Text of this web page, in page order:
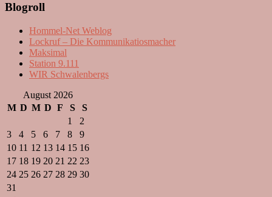
Blogroll
Hommel-Net Weblog
Lockruf – Die Kommunikatiosmacher
Maksimal
Station 9.111
WIR Schwalenbergs
August 2026
M D M D F S
S
1
2
3
4 5 6 7 8
9
10 11 12 13 14 15 16
17 18 19 20 21 22 23
24 25 26 27 28 29 30
31